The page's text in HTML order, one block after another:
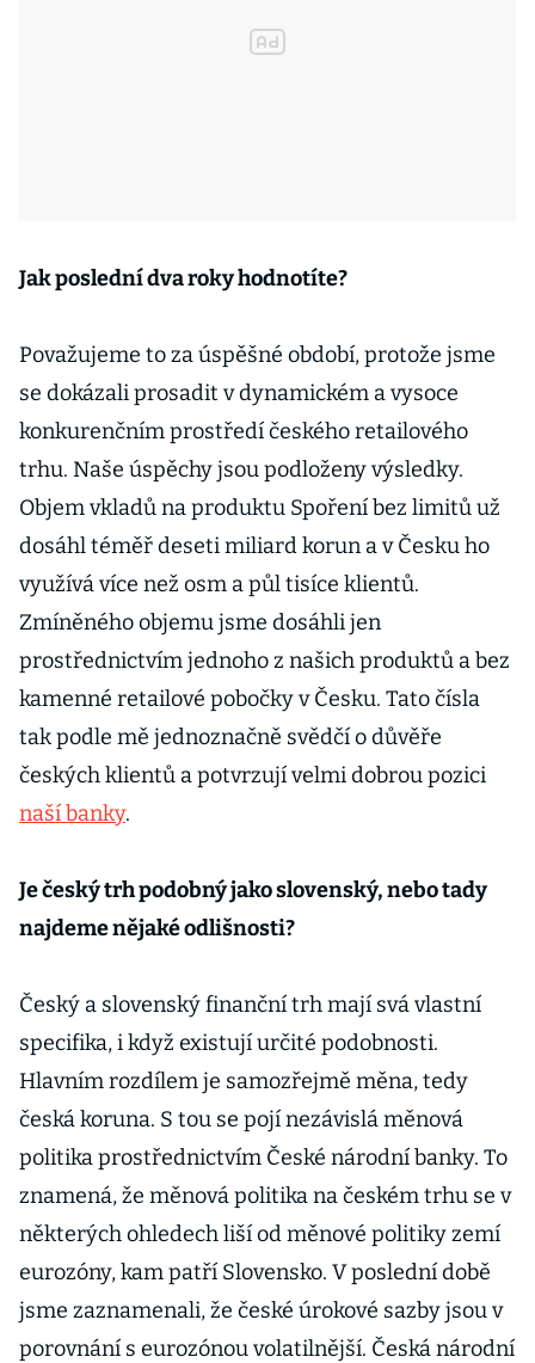
Jak poslední dva roky hodnotíte?
Považujeme to za úspěšné období, protože jsme
se dokázali prosadit v dynamickém a vysoce
konkurenčním prostředí českého retailového
trhu. Naše úspěchy jsou podloženy výsledky.
Objem vkladů na produktu Spoření bez limitů už
dosáhl téměř deseti miliard korun a v Česku ho
využívá více než osm a půl tisíce klientů.
Zmíněného objemu jsme dosáhli jen
prostřednictvím jednoho z našich produktů a bez
kamenné retailové pobočky v Česku. Tato čísla
tak podle mě jednoznačně svědčí o důvěře
českých klientů a potvrzují velmi dobrou pozici
naší banky.
Je český trh podobný jako slovenský, nebo tady
najdeme nějaké odlišnosti?
Český a slovenský finanční trh mají svá vlastní
specifika, i když existují určité podobnosti.
Hlavním rozdílem je samozřejmě měna, tedy
česká koruna. S tou se pojí nezávislá měnová
politika prostřednictvím České národní banky. To
znamená, že měnová politika na českém trhu se v
některých ohledech liší od měnové politiky zemí
eurozóny, kam patří Slovensko. V poslední době
jsme zaznamenali, že české úrokové sazby jsou v
porovnání s eurozónou volatilnější. Česká národní